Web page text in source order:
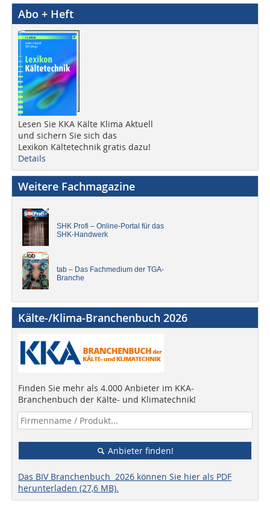
Abo + Heft
Lesen Sie KKA Kälte Klima Aktuell
und sichern Sie sich das
Lexikon Kältetechnik gratis dazu!
Details
Weitere Fachmagazine
SHK Profi – Online-Portal für das
SHK-Handwerk
tab – Das Fachmedium der TGA-
Branche
Kälte-/Klima-Branchenbuch 2026
Finden Sie mehr als 4.000 Anbieter im KKA-
Branchenbuch der Kälte- und Klimatechnik!
Anbieter finden!
Das BIV Branchenbuch 2026 können Sie hier als PDF
herunterladen (27,6 MB).